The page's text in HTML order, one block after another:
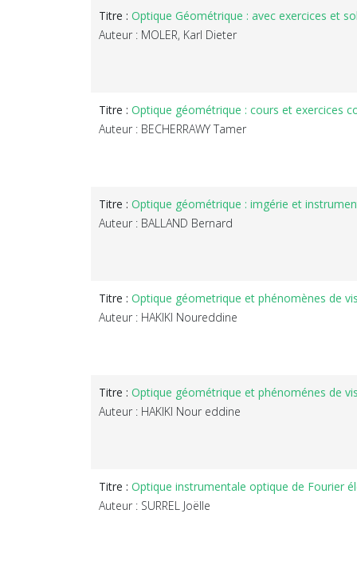
Titre : Optique Géométrique : avec exercices et
Auteur : MOLER, Karl Dieter
Titre : Optique géométrique : cours et exercices
Auteur : BECHERRAWY Tamer
Titre : Optique géométrique : imgérie et
Auteur : BALLAND Bernard
Titre : Optique géometrique et phénomènes de
Auteur : HAKIKI Noureddine
Titre : Optique géométrique et phénoménes de
Auteur : HAKIKI Nour eddine
Titre : Optique instrumentale optique de Fourier
Auteur : SURREL Joëlle